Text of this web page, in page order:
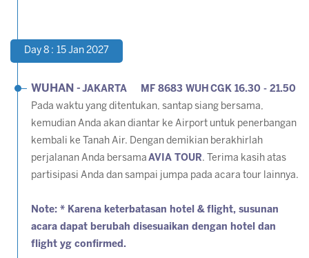
Day 8 : 15 Jan 2027
WUHAN - JAKARTA MF 8683 WUH CGK 16.30 - 21.50
Pada waktu yang ditentukan, santap siang bersama,
kemudian Anda akan diantar ke Airport untuk penerbangan
kembali ke Tanah Air. Dengan demikian berakhirlah
perjalanan Anda bersama AVIA TOUR. Terima kasih atas
partisipasi Anda dan sampai jumpa pada acara tour lainnya.
Note: * Karena keterbatasan hotel & flight, susunan
acara dapat berubah disesuaikan dengan hotel dan
flight yg confirmed.